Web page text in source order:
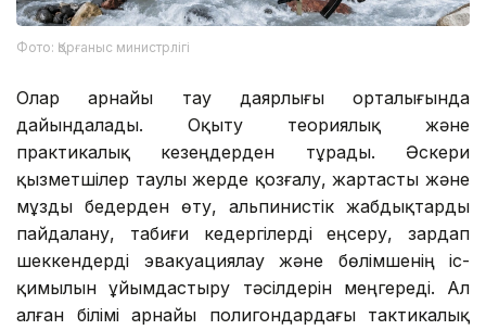
Фото: Қорғаныс министрлігі
Олар арнайы тау даярлығы орталығында
дайындалады. Оқыту теориялық және
практикалық кезеңдерден тұрады. Әскери
қызметшілер таулы жерде қозғалу, жартасты және
мұзды бедерден өту, альпинистік жабдықтарды
пайдалану, табиғи кедергілерді еңсеру, зардап
шеккендерді эвакуациялау және бөлімшенің іс-
қимылын ұйымдастыру тәсілдерін меңгереді. Ал
алған білімі арнайы полигондардағы тактикалық